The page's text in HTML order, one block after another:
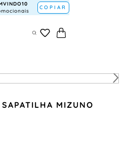
COPIAR
MIZUNO